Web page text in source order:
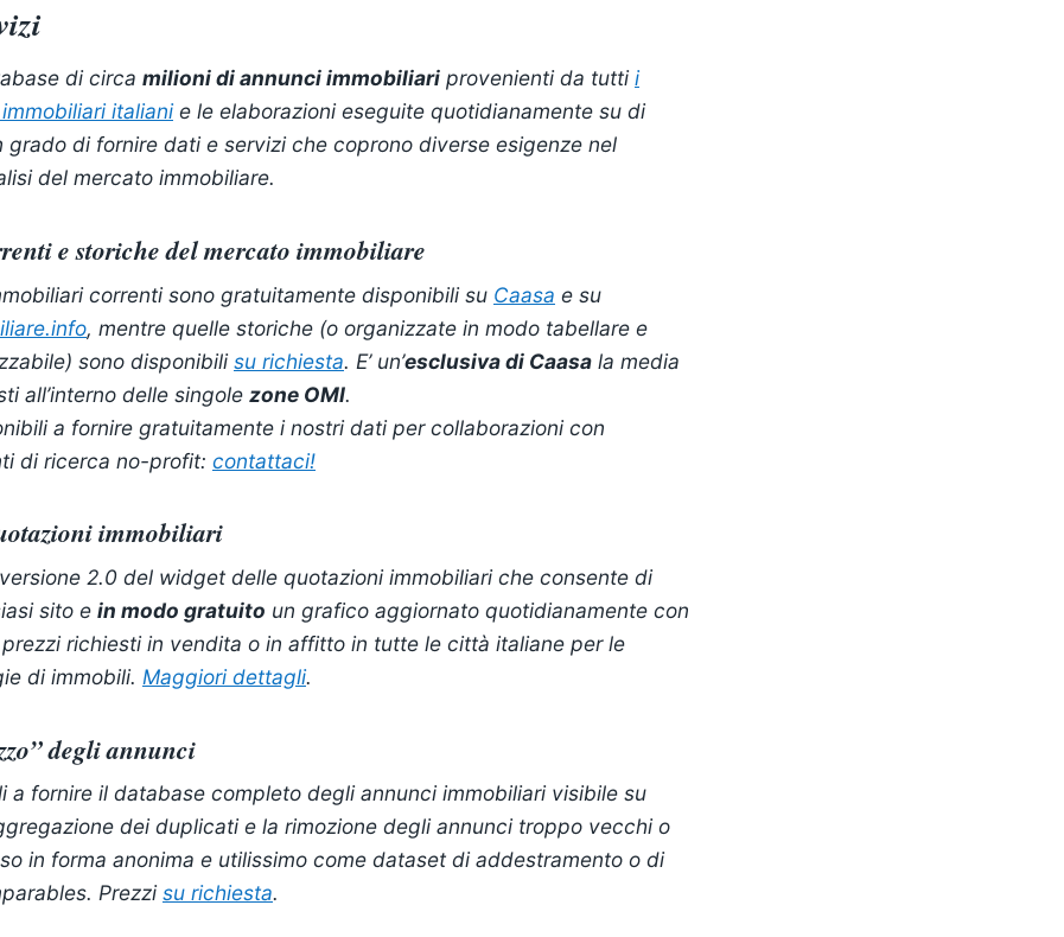
di circa milioni di annunci immobiliari provenienti da tutti i
italianie le elaborazioni eseguite quotidianamente su di
grado di fornire dati e servizi che coprono diverse esigenze nel
del mercato immobiliare.
e storiche del mercato immobiliare
correnti sono gratuitamente disponibili su Caasa e su
, mentre quelle storiche (o organizzate in modo tabellare e
sono disponibili su richiesta. E’ un’esclusiva di Caasa la media
all’interno delle singole zone OMI.
a fornire gratuitamente i nostri dati per collaborazioni con
di ricerca no-profit: contattaci!
immobiliari
versione 2.0 del widget delle quotazioni immobiliari che consente di
sito e in modo gratuito un grafico aggiornato quotidianamente con
prezzi richiesti in vendita o in affitto in tutte le città italiane per le
di immobili. Maggiori dettagli.
degli annunci
a fornire il database completo degli annunci immobiliari visibile su
dei duplicati e la rimozione degli annunci troppo vecchi o
in forma anonima e utilissimo come dataset di addestramento o di
Prezzi su richiesta.